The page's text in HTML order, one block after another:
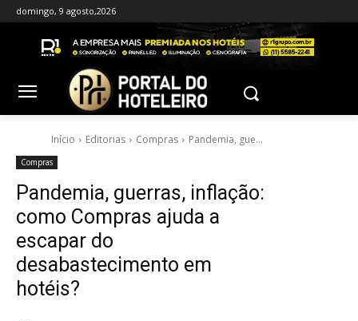
domingo, 9 agosto,2026
Início Editorias Compras Pandemia, gue...
Compras
Pandemia, guerras, inflação:
como Compras ajuda a
escapar do
desabastecimento em
hotéis?